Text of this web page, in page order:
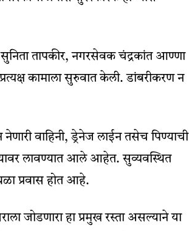
सुनिता तापकीर, नगरसेवक चंद्रकांत आण्णा
कामाला सुरुवात केली. डांबरीकरण न
वाहिनी, ड्रेनेज लाईन तसेच पिण्याची
लावण्यात आले आहेत. सुव्यवस्थित
प्रवास होत आहे.
जोडणारा हा प्रमुख रस्ता असल्याने या